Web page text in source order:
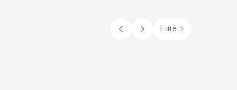
Ещё